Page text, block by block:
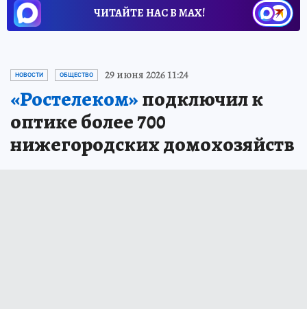
ЧИТАЙТЕ НАС В МАХ!
НОВОСТИ ОБЩЕСТВО 29 июня 2026 11:24
«Ростелеком»подключил к
оптике более 700
нижегородских домохозяйств